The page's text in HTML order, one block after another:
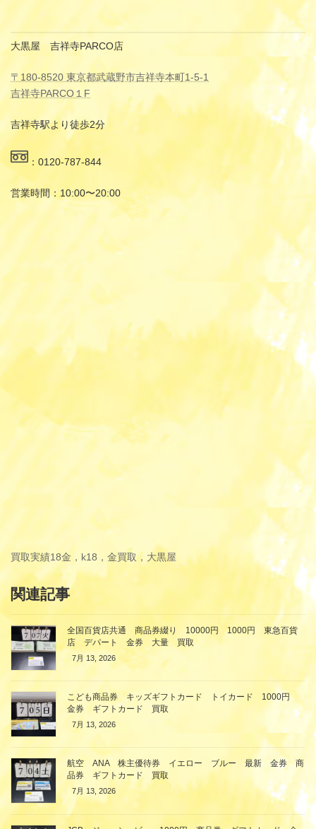
大黒屋 吉祥寺PARCO店
〒180-8520 東京都武蔵野市吉祥寺本町1-5-1
吉祥寺PARCO１F
吉祥寺駅より徒歩2分
：0120-787-844
営業時間：10:00〜20:00
買取実績18金，k18，金買取，大黒屋
関連記事
全国百貨店共通 商品券綴り 10000円 1000円 東急百貨
店 デパート 金券 大量 買取
7月 13, 2026
こども商品券 キッズギフトカード トイカード 1000円
金券 ギフトカード 買取
7月 13, 2026
航空 ANA 株主優待券 イエロー ブルー 最新 金券 商
品券 ギフトカード 買取
7月 13, 2026